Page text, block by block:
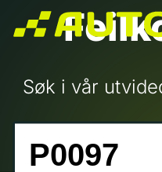
Søk i vår